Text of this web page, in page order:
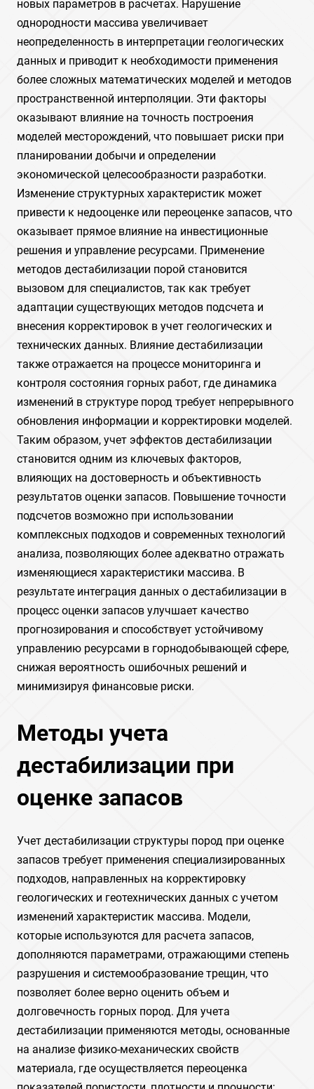
новых параметров в расчетах. Нарушение
однородности массива увеличивает
неопределенность в интерпретации геологических
данных и приводит к необходимости применения
более сложных математических моделей и методов
пространственной интерполяции. Эти факторы
оказывают влияние на точность построения
моделей месторождений, что повышает риски при
планировании добычи и определении
экономической целесообразности разработки.
Изменение структурных характеристик может
привести к недооценке или переоценке запасов, что
оказывает прямое влияние на инвестиционные
решения и управление ресурсами. Применение
методов дестабилизации порой становится
вызовом для специалистов, так как требует
адаптации существующих методов подсчета и
внесения корректировок в учет геологических и
технических данных. Влияние дестабилизации
также отражается на процессе мониторинга и
контроля состояния горных работ, где динамика
изменений в структуре пород требует непрерывного
обновления информации и корректировки моделей.
Таким образом, учет эффектов дестабилизации
становится одним из ключевых факторов,
влияющих на достоверность и объективность
результатов оценки запасов. Повышение точности
подсчетов возможно при использовании
комплексных подходов и современных технологий
анализа, позволяющих более адекватно отражать
изменяющиеся характеристики массива. В
результате интеграция данных о дестабилизации в
процесс оценки запасов улучшает качество
прогнозирования и способствует устойчивому
управлению ресурсами в горнодобывающей сфере,
снижая вероятность ошибочных решений и
минимизируя финансовые риски.
Методы учета
дестабилизации при
оценке запасов
Учет дестабилизации структуры пород при оценке
запасов требует применения специализированных
подходов, направленных на корректировку
геологических и геотехнических данных с учетом
изменений характеристик массива. Модели,
которые используются для расчета запасов,
дополняются параметрами, отражающими степень
разрушения и системообразование трещин, что
позволяет более верно оценить объем и
долговечность горных пород. Для учета
дестабилизации применяются методы, основанные
на анализе физико-механических свойств
материала, где осуществляется переоценка